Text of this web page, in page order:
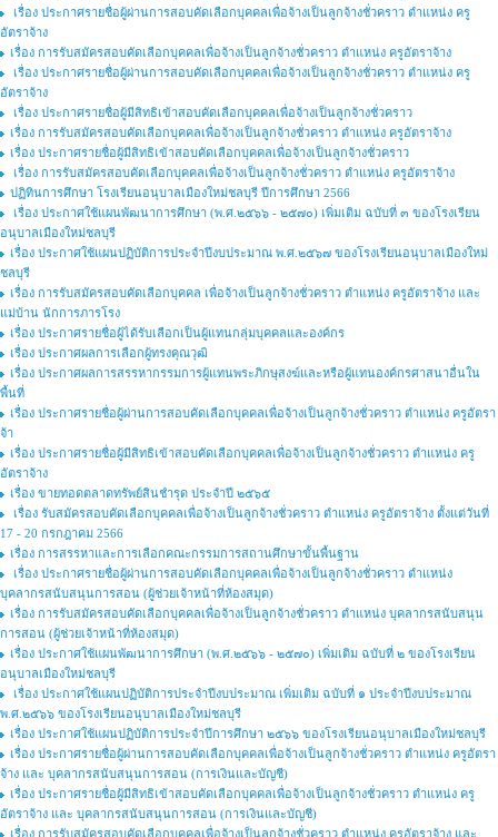
เรื่อง ประกาศรายชื่อผู้ผ่านการสอบคัดเลือกบุคคลเพื่อจ้างเป็นลูกจ้างชั่วคราว ตำแหน่ง ครู
อัตราจ้าง
เรื่อง การรับสมัครสอบคัดเลือกบุคคลเพื่อจ้างเป็นลูกจ้างชั่วคราว ตำแหน่ง ครูอัตราจ้าง
เรื่อง ประกาศรายชื่อผู้ผ่านการสอบคัดเลือกบุคคลเพื่อจ้างเป็นลูกจ้างชั่วคราว ตำแหน่ง ครู
อัตราจ้าง
เรื่อง ประกาศรายชื่อผู้มีสิทธิเข้าสอบคัดเลือกบุคคลเพื่อจ้างเป็นลูกจ้างชั่วคราว
เรื่อง การรับสมัครสอบคัดเลือกบุคคลเพื่อจ้างเป็นลูกจ้างชั่วคราว ตำแหน่ง ครูอัตราจ้าง
เรื่อง ประกาศรายชื่อผู้มีสิทธิเข้าสอบคัดเลือกบุคคลเพื่อจ้างเป็นลูกจ้างชั่วคราว
เรื่อง การรับสมัครสอบคัดเลือกบุคคลเพื่อจ้างเป็นลูกจ้างชั่วคราว ตำแหน่ง ครูอัตราจ้าง
ปฏิทินการศึกษา โรงเรียนอนุบาลเมืองใหม่ชลบุรี ปีการศึกษา 2566
เรื่อง ประกาศใช้แผนพัฒนาการศึกษา (พ.ศ.๒๕๖๖ - ๒๕๗๐) เพิ่มเติม ฉบับที่ ๓ ของโรงเรียน
อนุบาลเมืองใหม่ชลบุรี
เรื่อง ประกาศใช้แผนปฏิบัติการประจำปีงบประมาณ พ.ศ.๒๕๖๗ ของโรงเรียนอนุบาลเมืองใหม่
ชลบุรี
เรื่อง การรับสมัครสอบคัดเลือกบุคคล เพื่อจ้างเป็นลูกจ้างชั่วคราว ตำแหน่ง ครูอัตราจ้าง และ
แม่บ้าน นักการภารโรง
เรื่อง ประกาศรายชื่อผู้ได้รับเลือกเป็นผู้แทนกลุ่มบุคคลและองค์กร
เรื่อง ประกาศผลการเลือกผู้ทรงคุณวุฒิ
เรื่อง ประกาศผลการสรรหากรรมการผู้แทนพระภิกษุสงฆ์และหรือผู้แทนองค์กรศาสนาอื่นใน
พื้นที่
เรื่อง ประกาศรายชื่อผู้ผ่านการสอบคัดเลือกบุคคลเพื่อจ้างเป็นลูกจ้างชั่วคราว ตำแหน่ง ครูอัตรา
จ้า
เรื่อง ประกาศรายชื่อผู้มีสิทธิเข้าสอบคัดเลือกบุคคลเพื่อจ้างเป็นลูกจ้างชั่วคราว ตำแหน่ง ครู
อัตราจ้าง
เรื่อง ขายทอดตลาดทรัพย์สินชำรุด ประจำปี ๒๕๖๕
เรื่อง รับสมัครสอบคัดเลือกบุคคลเพื่อจ้างเป็นลูกจ้างชั่วคราว ตำแหน่ง ครูอัตราจ้าง ตั้งแต่วันที่
17 - 20 กรกฎาคม 2566
เรื่อง การสรรหาและการเลือกคณะกรรมการสถานศึกษาขั้นพื้นฐาน
เรื่อง ประกาศรายชื่อผู้ผ่านการสอบคัดเลือกบุคคลเพื่อจ้างเป็นลูกจ้างชั่วคราว ตำแหน่ง
บุคลากรสนับสนุนการสอน (ผู้ช่วยเจ้าหน้าที่ห้องสมุด)
เรื่อง การรับสมัครสอบคัดเลือกบุคคลเพื่อจ้างเป็นลูกจ้างชั่วคราว ตำแหน่ง บุคลากรสนับสนุน
การสอน (ผู้ช่วยเจ้าหน้าที่ห้องสมุด)
เรื่อง ประกาศใช้แผนพัฒนาการศึกษา (พ.ศ.๒๕๖๖ - ๒๕๗๐) เพิ่มเติม ฉบับที่ ๒ ของโรงเรียน
อนุบาลเมืองใหม่ชลบุรี
เรื่อง ประกาศใช้แผนปฏิบัติการประจำปีงบประมาณ เพิ่มเติม ฉบับที่ ๑ ประจำปีงบประมาณ
พ.ศ.๒๕๖๖ ของโรงเรียนอนุบาลเมืองใหม่ชลบุรี
เรื่อง ประกาศใช้แผนปฏิบัติการประจำปีการศึกษา ๒๕๖๖ ของโรงเรียนอนุบาลเมืองใหม่ชลบุรี
เรื่อง ประกาศรายชื่อผู้ผ่านการสอบคัดเลือกบุคคลเพื่อจ้างเป็นลูกจ้างชั่วคราว ตําแหน่ง ครูอัตรา
จ้าง และ บุคลากรสนับสนุนการสอน (การเงินและบัญชี)
เรื่อง ประกาศรายชื่อผู้มีสิทธิเข้าสอบคัดเลือกบุคคลเพื่อจ้างเป็นลูกจ้างชั่วคราว ตำแหน่ง ครู
อัตราจ้าง และ บุคลากรสนับสนุนการสอน (การเงินและบัญชี)
เรื่อง การรับสมัครสอบคัดเลือกบุคคลเพื่อจ้างเป็นลูกจ้างชั่วคราว ตำแหน่ง ครูอัตราจ้าง และ